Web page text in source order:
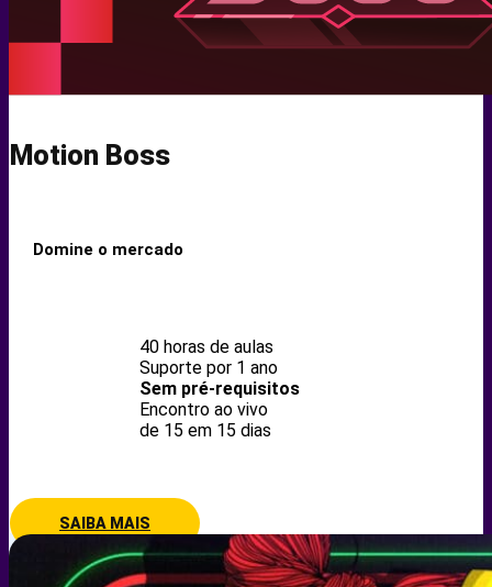
Motion Boss
Domine o mercado
40 horas de aulas
Suporte por 1 ano
Sem pré-requisitos
Encontro ao vivo
de 15 em 15 dias
SAIBA MAIS